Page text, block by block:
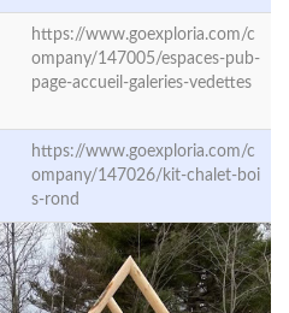
https://www.goexploria.com/c
ompany/147005/espaces-pub-
page-accueil-galeries-vedettes
https://www.goexploria.com/c
ompany/147026/kit-chalet-boi
s-rond